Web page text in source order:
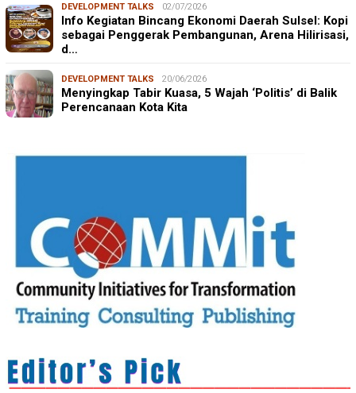
DEVELOPMENT TALKS 02/07/2026
Info Kegiatan Bincang Ekonomi Daerah Sulsel: Kopi
sebagai Penggerak Pembangunan, Arena Hilirisasi,
d…
DEVELOPMENT TALKS 20/06/2026
Menyingkap Tabir Kuasa, 5 Wajah ‘Politis’ di Balik
Perencanaan Kota Kita